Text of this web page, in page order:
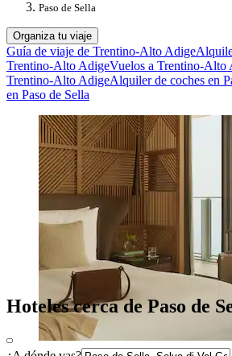
Paso de Sella
Organiza tu viaje
Guía de viaje de Trentino-Alto Adige
Trentino-Alto AdigeVuelos a Trentino-Alto
Trentino-Alto AdigeAlquiler de coches en
en Paso de Sella
Hoteles cerca de Paso de